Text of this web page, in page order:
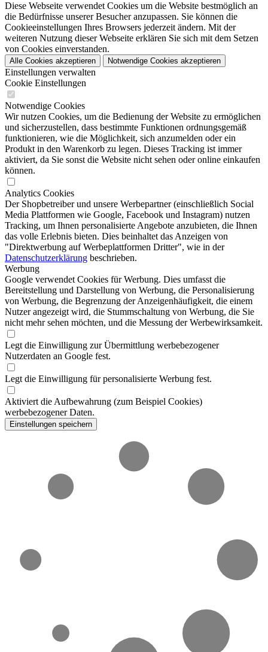
Diese Webseite verwendet Cookies um die Website bestmöglich an
die Bedürfnisse unserer Besucher anzupassen. Sie können die
Cookieeinstellungen Ihres Browsers jederzeit ändern. Mit der
weiteren Nutzung dieser Webseite erklären Sie sich mit dem Setzen
von Cookies einverstanden.
Alle Cookies akzeptieren Notwendige Cookies akzeptieren
Einstellungen verwalten
Cookie Einstellungen
Notwendige Cookies
Wir nutzen Cookies, um die Bedienung der Website zu ermöglichen
und sicherzustellen, dass bestimmte Funktionen ordnungsgemäß
funktionieren, wie die Möglichkeit, sich anzumelden oder ein
Produkt in den Warenkorb zu legen. Dieses Tracking ist immer
aktiviert, da Sie sonst die Website nicht sehen oder online einkaufen
können.
Analytics Cookies
Der Shopbetreiber und unsere Werbepartner (einschließlich Social
Media Plattformen wie Google, Facebook und Instagram) nutzen
Tracking, um Ihnen personalisierte Angebote anzubieten, die Ihnen
das volle Erlebnis bieten. Dies beinhaltet das Anzeigen von
"Direktwerbung auf Werbeplattformen Dritter", wie in der
Datenschutzerklärung beschrieben.
Werbung
Google verwendet Cookies für Werbung. Dies umfasst die
Bereitstellung und Darstellung von Werbung, die Personalisierung
von Werbung, die Begrenzung der Anzeigenhäufigkeit, die einem
Nutzer angezeigt wird, die Stummschaltung von Werbung, die Sie
nicht mehr sehen möchten, und die Messung der Werbewirksamkeit.
Legt die Einwilligung zur Übermittlung werbebezogener
Nutzerdaten an Google fest.
Legt die Einwilligung für personalisierte Werbung fest.
Aktiviert die Aufbewahrung (zum Beispiel Cookies)
werbebezogener Daten.
Einstellungen speichern